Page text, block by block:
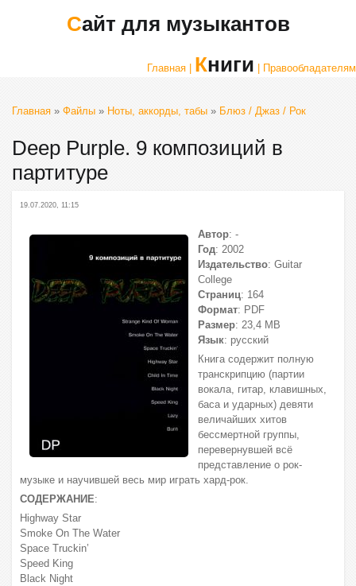
Сайт для музыкантов
Главная | Книги | Правообладателям
Главная » Файлы » Ноты, аккорды, табы » Блюз / Джаз / Рок
Deep Purple. 9 композиций в
партитуре
19.07.2020, 11:15
Автор: -
Год: 2002
Издательство: Guitar
College
Страниц: 164
Формат: PDF
Размер: 23,4 МВ
Язык: русский
Книга содержит полную
транскрипцию (партии
вокала, гитар, клавишных,
баса и ударных) девяти
величайших хитов
бессмертной группы,
перевернувшей всё
представление о рок-
музыке и научившей весь мир играть хард-рок.
СОДЕРЖАНИЕ:
Highway Star
Smoke On The Water
Space Truckin’
Speed King
Black Night